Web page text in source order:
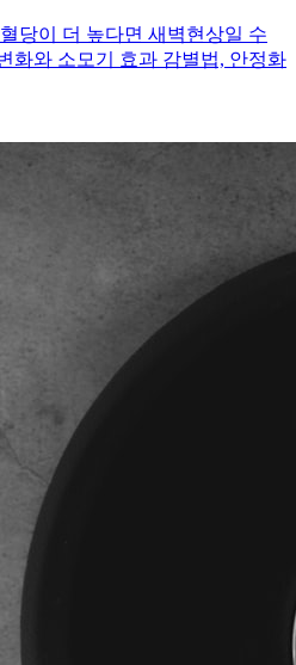
당이 더 높다면 새벽현상일 수
화와 소모기 효과 감별법, 안정화